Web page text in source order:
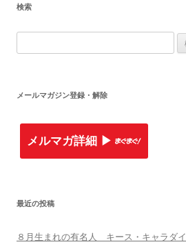
検索
索
メールマガジン登録・解除
メルマガ詳細 ▶︎
最近の投稿
８月生まれの有名人 キース・キャラダ